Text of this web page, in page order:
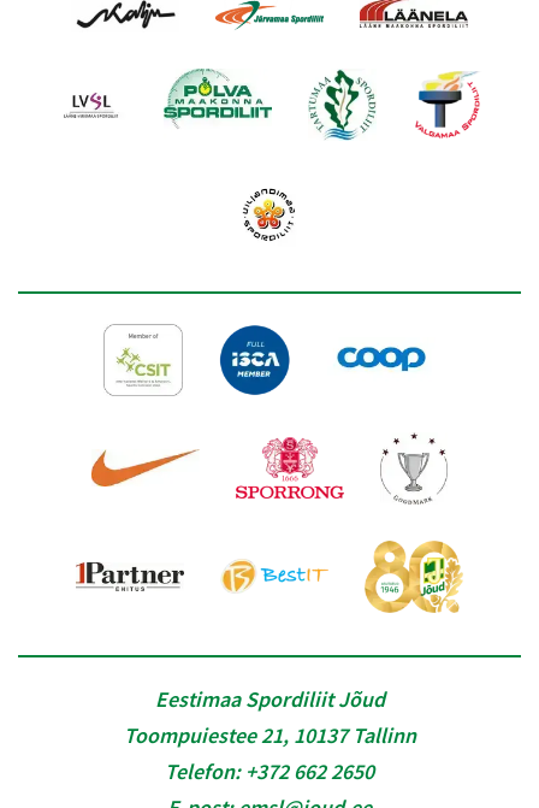
Eestimaa Spordiliit Jõud
Toompuiestee 21, 10137 Tallinn
Telefon: +372 662 2650